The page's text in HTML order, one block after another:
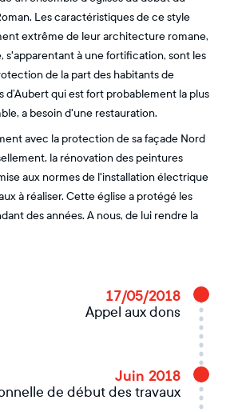
Les caractéristiques de ce style
extrême de leur architecture romane,
s'apparentant à une fortification, sont les
de la part des habitants de
d’Aubert qui est fort probablement la plus
a besoin d'une restauration.
avec la protection de sa façade Nord
la rénovation des peintures
aux normes de l'installation électrique
à réaliser. Cette église a protégé les
des années. A nous, de lui rendre la
17/05/2018
Appel aux dons
Juin 2018
de début des travaux